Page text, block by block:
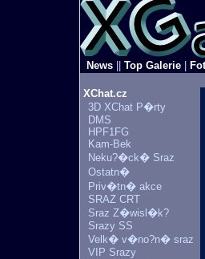
News Top Galerie
XChat.cz
3D XChat P�rty
DMS
HPF1FG
Kam-Bek
Neku?�ck� Sraz
Ostatn�
Priv�tn� akce
SRAZ CRT
Sraz Z�wisl�k?
Srazy SS
Velk� v�no?n� sraz
VIP Srazy